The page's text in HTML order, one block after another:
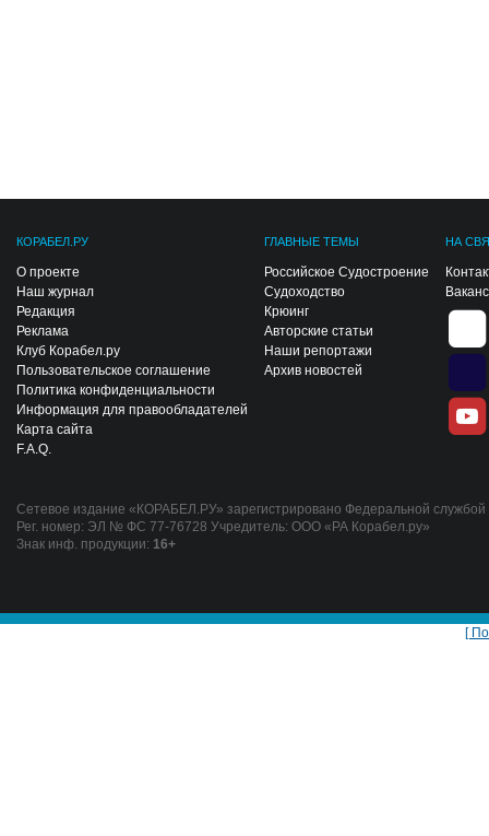
КОРАБЕЛ.РУ
О проекте
Наш журнал
Редакция
Реклама
Клуб Корабел.ру
Пользовательское соглашение
Политика конфиденциальности
Информация для правообладателей
Карта сайта
F.A.Q.
ГЛАВНЫЕ ТЕМЫ
Российское Судостроение
Судоходство
Крюинг
Авторские статьи
Наши репортажи
Архив новостей
НА
Сетевое издание «КОРАБЕЛ.РУ» зарегистрировано Федеральной
Рег. номер: ЭЛ № ФС 77-76728 Учредитель: ООО «РА Корабел.ру»
Знак инф. продукции: 16+
[